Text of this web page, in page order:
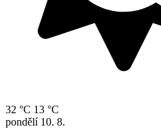
32 °C 13 °C
pondělí 10. 8.